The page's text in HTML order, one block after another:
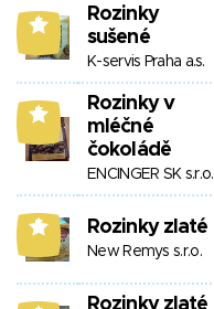
5
Rozinky
sušené
K-servis Praha a.s.
5
Rozinky v
mléčné
čokoládě
ENCINGER SK s.r.o.
5 Rozinky zlaté
New Remys s.r.o.
Rozinky zlaté